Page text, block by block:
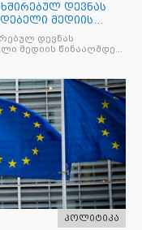
დევნას
მედიის
დევნას
მედიის წინააღმდეგ,
პოლიტიკა